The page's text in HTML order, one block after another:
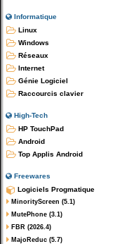
Informatique
Linux
Windows
Réseaux
Internet
Génie Logiciel
Raccourcis clavier
High-Tech
HP TouchPad
Android
Top Applis Android
Freewares
Logiciels Progmatique
MinorityScreen (5.1)
MutePhone (3.1)
FBR (2026.4)
MajoReduc (5.7)